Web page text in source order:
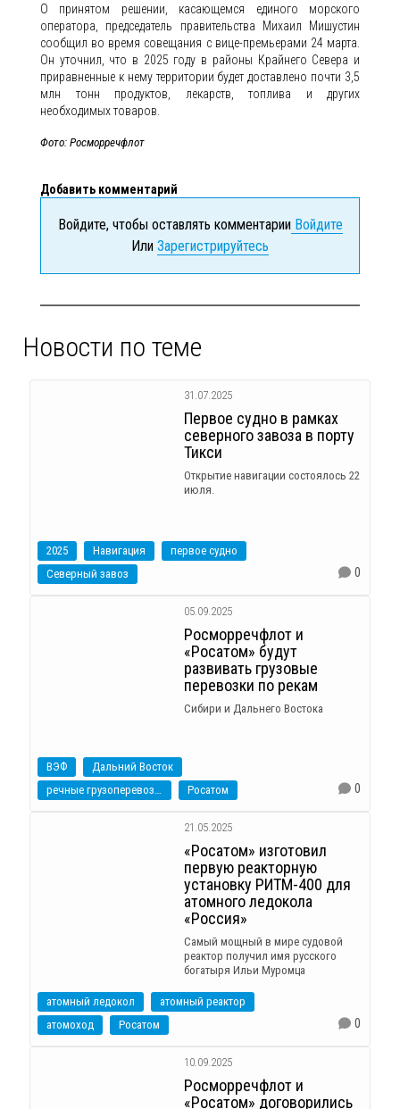
О принятом решении, касающемся единого морского
оператора, председатель правительства Михаил Мишустин
сообщил во время совещания с вице-премьерами 24 марта.
Он уточнил, что в 2025 году в районы Крайнего Севера и
приравненные к нему территории будет доставлено почти 3,5
млн тонн продуктов, лекарств, топлива и других
необходимых товаров.
Фото: Росморречфлот
Добавить комментарий
Войдите, чтобы оставлять комментарииВойдите
Или Зарегистрируйтесь
Новости по теме
31.07.2025
Первое судно в рамках
северного завоза в порту
Тикси
Открытие навигации состоялось 22
июля.
2025 Навигация
первое судно
Северный завоз
0
05.09.2025
Росморречфлот и
«Росатом» будут
развивать грузовые
перевозки по рекам
Сибири и Дальнего Востока
ВЭФ
Дальний Восток
Росатом 0
21.05.2025
«Росатом» изготовил
первую реакторную
установку РИТМ-400 для
атомного ледокола
«Россия»
Самый мощный в мире судовой
реактор получил имя русского
богатыря Ильи Муромца
атомный ледокол
атомный реактор
атомоход
Росатом 0
10.09.2025
Росморречфлот и
«Росатом» договорились